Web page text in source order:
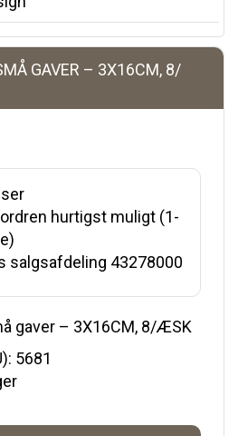
GAVER – 3X16CM, 8/
hurtigst muligt (1-
salgsafdeling 43278000
gaver – 3X16CM, 8/ÆSK
5681